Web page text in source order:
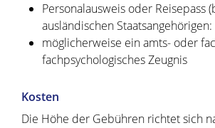
Personalausweis oder Reisepass
ausländischen
möglicherweise ein amts- oder
fachpsychologisches Zeugnis
Kosten
Die Höhe der Gebühren richtet sich